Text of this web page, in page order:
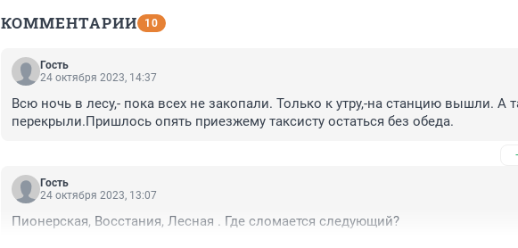
КОММЕНТАРИИ 10
Гость
24 октября 2023, 14:37
Всю ночь в лесу,- пока всех не закопали. Только к утру,-на станцию вышли. А
перекрыли.Пришлось опять приезжему таксисту остаться без обеда.
Гость
24 октября 2023, 13:07
Пионерская, Восстания, Лесная . Где сломается следующий?